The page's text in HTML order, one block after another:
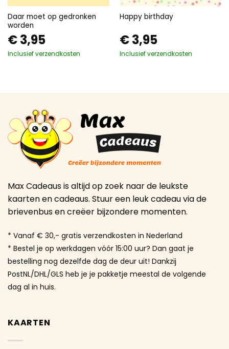
Daar moet op gedronken
worden
€3,95
Inclusief verzendkosten
Happy birthday
€3,95
Inclusief verzendkosten
Max Cadeaus is altijd op zoek naar de leukste
kaarten en cadeaus. Stuur een leuk cadeau via de
brievenbus en creëer bijzondere momenten.
* Vanaf € 30,- gratis verzendkosten in Nederland
* Bestel je op werkdagen vóór 15:00 uur? Dan gaat je
bestelling nog dezelfde dag de deur uit! Dankzij
PostNL/DHL/GLS heb je je pakketje meestal de volgende
dag al in huis.
KAARTEN